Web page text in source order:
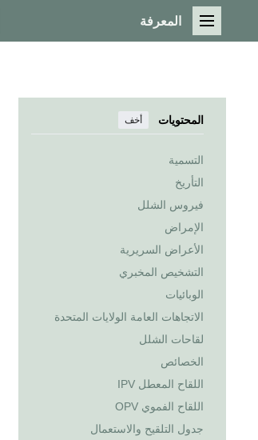
القائمة الرئيسية
المعرفة
المحتويات أخف
التسمية
التأريخ
فيروس الشلل
الإمراض
الأعراض السريرية
التشخيص المخبري
الوبائيات
الاتجاهات العامة الولايات المتحدة
لقاحات الشلل
الخصائص
اللقاح المعطل IPV
اللقاح الفموي OPV
جدول التلقيح والاستعمال